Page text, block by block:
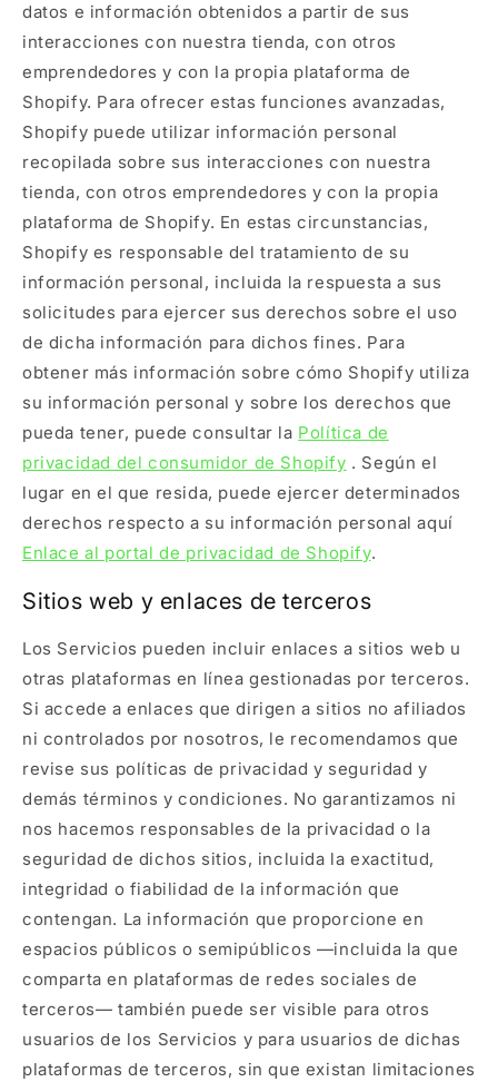
datos e información obtenidos a partir de sus
interacciones con nuestra tienda, con otros
emprendedores y con la propia plataforma de
Shopify. Para ofrecer estas funciones avanzadas,
Shopify puede utilizar información personal
recopilada sobre sus interacciones con nuestra
tienda, con otros emprendedores y con la propia
plataforma de Shopify. En estas circunstancias,
Shopify es responsable del tratamiento de su
información personal, incluida la respuesta a sus
solicitudes para ejercer sus derechos sobre el uso
de dicha información para dichos fines. Para
obtener más información sobre cómo Shopify utiliza
su información personal y sobre los derechos que
pueda tener, puede consultar la Política de
privacidad del consumidor de Shopify . Según el
lugar en el que resida, puede ejercer determinados
derechos respecto a su información personal aquí
Enlace al portal de privacidad de Shopify.
Sitios web y enlaces de terceros
Los Servicios pueden incluir enlaces a sitios web u
otras plataformas en línea gestionadas por terceros.
Si accede a enlaces que dirigen a sitios no afiliados
ni controlados por nosotros, le recomendamos que
revise sus políticas de privacidad y seguridad y
demás términos y condiciones. No garantizamos ni
nos hacemos responsables de la privacidad o la
seguridad de dichos sitios, incluida la exactitud,
integridad o fiabilidad de la información que
contengan. La información que proporcione en
espacios públicos o semipúblicos —incluida la que
comparta en plataformas de redes sociales de
terceros— también puede ser visible para otros
usuarios de los Servicios y para usuarios de dichas
plataformas de terceros, sin que existan limitaciones